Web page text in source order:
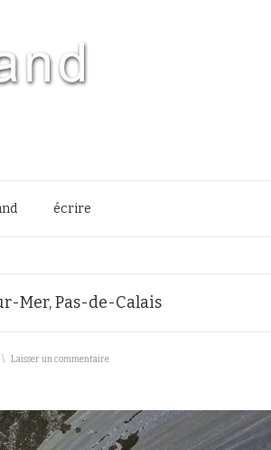
écrire
Mer, Pas-de-Calais
\ Laisser un commentaire